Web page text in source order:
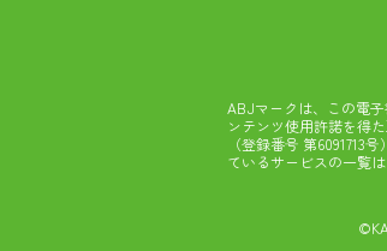
ABJマークは、この電
ンテンツ使用許諾を得
（登録番号 第6091713
ているサービスの一覧は